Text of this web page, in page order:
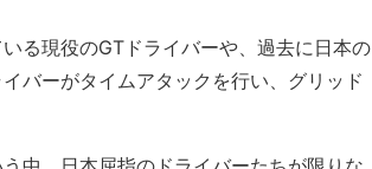
る現役のGTドライバーや、過去に日本の
バーがタイムアタックを行い、グリッド